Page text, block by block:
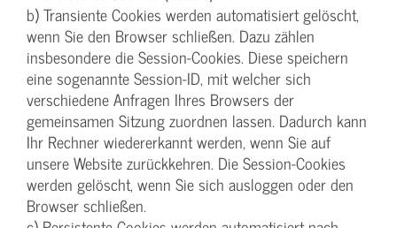
b) Transiente Cookies werden automatisiert gelöscht,
wenn Sie den Browser schließen. Dazu zählen
insbesondere die Session-Cookies. Diese speichern
eine sogenannte Session-ID, mit welcher sich
verschiedene Anfragen Ihres Browsers der
gemeinsamen Sitzung zuordnen lassen. Dadurch kann
Ihr Rechner wiedererkannt werden, wenn Sie auf
unsere Website zurückkehren. Die Session-Cookies
werden gelöscht, wenn Sie sich ausloggen oder den
Browser schließen.